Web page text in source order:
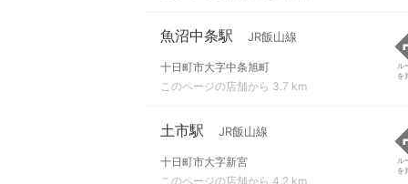
魚沼中条駅 JR飯山線
十日町市大字中条旭町
このページの店舗から 3.7 km
ル
を
土市駅 JR飯山線
十日町市大字新宮
このページの店舗から 4.2 km
ル
を